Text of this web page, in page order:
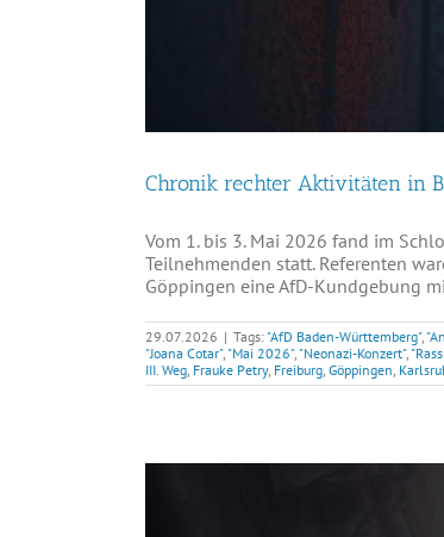
Chronik rechter Aktivitäten in
Vom 1. bis 3. Mai 2026 fand im
Teilnehmenden statt. Referenten
Göppingen eine AfD-Kundgebung
29.07.2026 | Tags: "AfD Baden-Württemberg",
"Joana Cotar", "Mai 2026", "Neonazi-Konzert",
III. Weg, Frauke Petry, Freiburg, Göppingen,